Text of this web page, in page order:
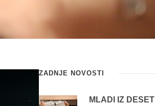
ZADNJE NOVOSTI
MLADI IZ DESET